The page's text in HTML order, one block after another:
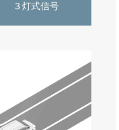
３灯式信号